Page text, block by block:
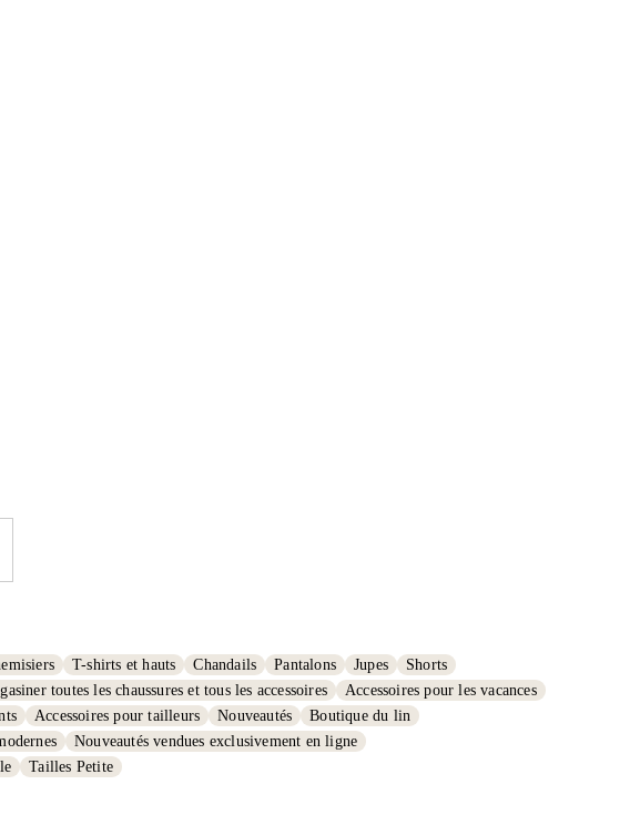
T-shirts et hauts Chandails Pantalons Jupes
Shorts
toutes les chaussures et tous les accessoires
Accessoires pour les vacances
Accessoires pour tailleurs Nouveautés
Boutique du lin
Nouveautés vendues exclusivement en ligne
Tailles Petite